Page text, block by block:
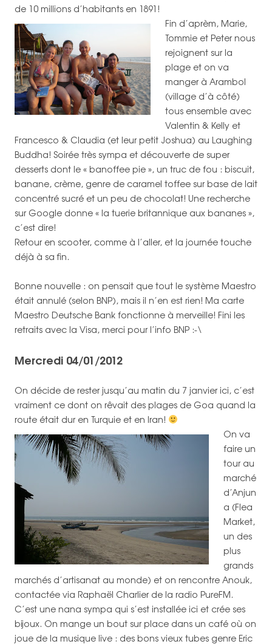
de 10 millions d’habitants en 1891!
Fin d’aprèm, Marie,
Tommie et Peter nous
rejoignent sur la
plage et on va
manger à Arambol
(village d’à côté)
tous ensemble avec
Valentin & Kelly et
Francesco & Claudia (et leur petit Joshua) au Laughing
Buddha! Soirée très sympa et découverte de super
desserts dont le « banoffee pie », un truc de fou : biscuit,
banane, crème, genre de caramel toffee sur base de lait
concentré sucré et un peu de chocolat! Une recherche
sur Google donne « la tuerie britannique aux bananes »,
c’est dire!
Retour en scooter, comme à l’aller, et la journée touche
déjà à sa fin.
Bonne nouvelle : on pensait que tout le système Maestro
était annulé (selon BNP), mais il n’en est rien! Ma carte
Maestro Deutsche Bank fonctionne à merveille! Fini les
retraits avec la Visa, merci pour l’info BNP :-\
Mercredi 04/01/2012
On décide de rester jusqu’au matin du 7 janvier ici, c’est
vraiment ce dont on rêvait des plages de Goa quand la
route était dur en Turquie et en Iran!
On va
faire un
tour au
marché
d’Anjun
a (Flea
Market,
un des
plus
grands
marchés d’artisanat au monde) et on rencontre Anouk,
contactée via Raphaël Charlier de la radio PureFM.
C’est une nana sympa qui s’est installée ici et crée ses
bijoux. On mange un bout sur place dans un café où on
joue de la musique live : des bons vieux tubes genre Eric